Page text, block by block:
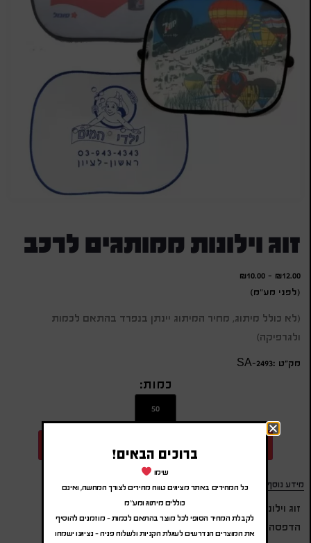
זוג וילונות ממותגים לרכב
₪12.00
-
₪10.00
(לפני מע"מ)
(לא כולל מיתוג, מחיר המיתוג יינתן בנפרד בהתאם לכמות
ולגרפיקה)
מק״ט :SA-2493
כמות:
מידע נוסף
זוג וילונות צדדיים לחלונות הרכב
הדפסה ALL OVER צבעונית על כל שטח המוצר
ברוכים הבאים!
שימו
כל המחירים באתר מציגים טווח מחירים לצורך המחשה, ואינם
כוללים מיתוג ומע"מ
לקבלת המחיר הסופי לכל מוצר בהתאם לכמות – מוזמנים להוסיף
את המוצרים הנדרשים לעגלת הקניות ולשלוח פניה – נציגנו ישמחו